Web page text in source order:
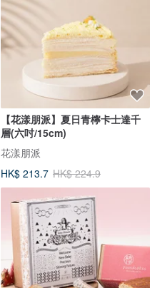
【花漾朋派】夏日青檸卡士達千
層(六吋/15cm)
花漾朋派
HK$ 213.7 HK$ 224.9